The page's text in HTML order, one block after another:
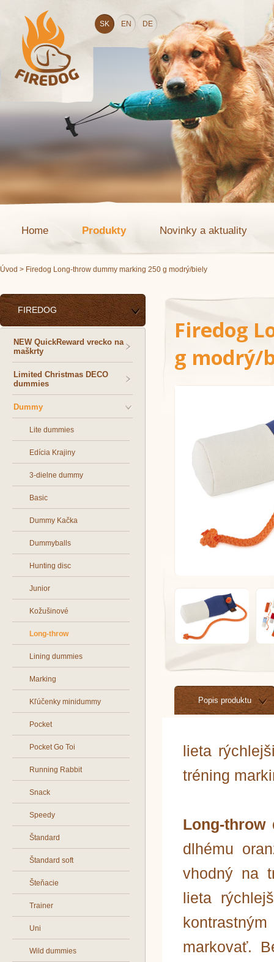
SK EN DE
Home Produkty Novinky a aktuality
Úvod > Firedog Long-throw dummy marking 250 g modrý/biely
FIREDOG
NEW QuickReward vrecko na
maškrty
Limited Christmas DECO
dummies
Dummy
Lite dummies
Edícia Krajiny
3-dielne dummy
Basic
Dummy Kačka
Dummyballs
Hunting disc
Junior
Kožušinové
Long-throw
Lining dummies
Marking
Kľúčenky minidummy
Pocket
Pocket Go Toi
Running Rabbit
Snack
Speedy
Štandard
Štandard soft
Šteňacie
Trainer
Uni
Wild dummies
Firedog
g modrý/
Popis produktu
lieta
tréning
Long-throw
dlhému
vhodný na
lieta
markovať.